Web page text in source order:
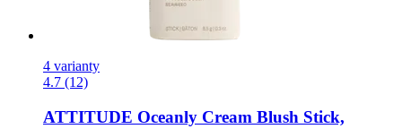
4 varianty
4.7 (12)
ATTITUDE Oceanly Cream Blush Stick,